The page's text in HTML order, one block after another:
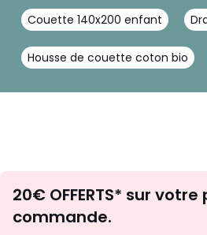
Couette 140x200 enfant
Housse de couette coton bio
20€ OFFERTS* sur
commande.